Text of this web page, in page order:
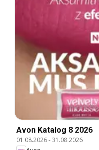
Avon Katalog 8 2026
01.08.2026-31.08.2026